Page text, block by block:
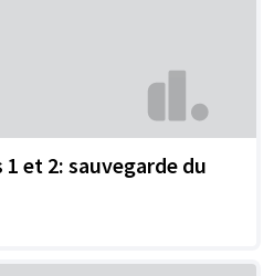
et 2: sauvegarde du